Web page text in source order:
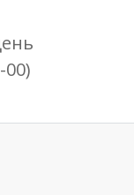
00)